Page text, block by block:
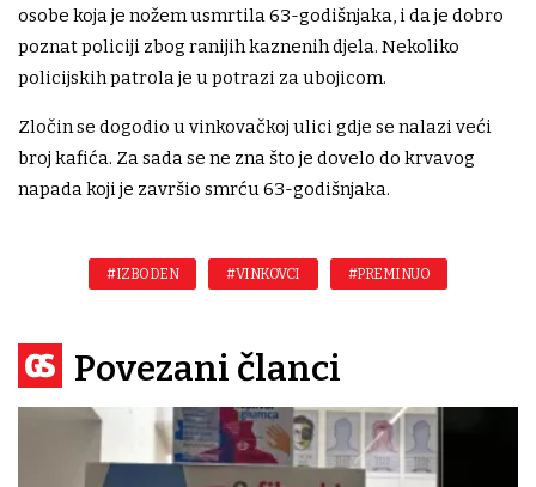
osobe koja je nožem usmrtila 63-godišnjaka, i da je dobro
poznat policiji zbog ranijih kaznenih djela. Nekoliko
policijskih patrola je u potrazi za ubojicom.
Zločin se dogodio u vinkovačkoj ulici gdje se nalazi veći
broj kafića. Za sada se ne zna što je dovelo do krvavog
napada koji je završio smrću 63-godišnjaka.
#IZBODEN #VINKOVCI #PREMINUO
Povezani članci